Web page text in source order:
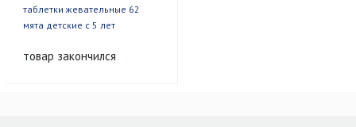
таблетки жевательные 62
мята детские с 5 лет
товар закончился